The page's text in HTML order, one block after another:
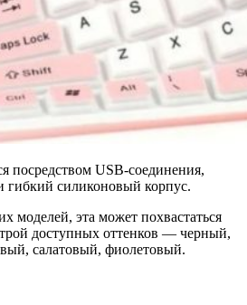
посредством USB-соединения,
гибкий силиконовый корпус.
моделей, эта может похвастаться
доступных оттенков — черный,
салатовый, фиолетовый.